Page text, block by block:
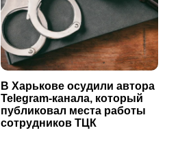
В Харькове осудили автора
Telegram-канала, который
публиковал места работы
сотрудников ТЦК